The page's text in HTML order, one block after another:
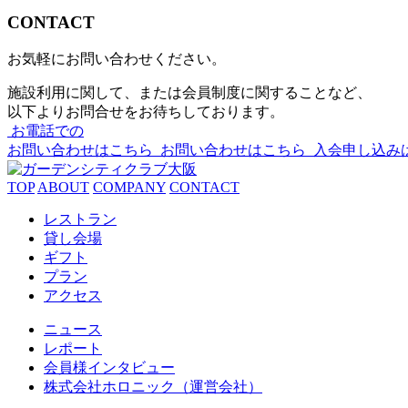
CONTACT
お気軽にお問い合わせください。
施設利用に関して、または会員制度に関することなど、
以下よりお問合せをお待ちしております。
お電話での
お問い合わせはこちら
お問い合わせはこちら 入会申し込み
TOP ABOUT COMPANY CONTACT
レストラン
貸し会場
ギフト
プラン
アクセス
ニュース
レポート
会員様インタビュー
株式会社ホロニック（運営会社）